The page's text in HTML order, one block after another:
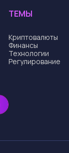
ТЕМЫ
Криптовалюты
Финансы
Технологии
Регулирование